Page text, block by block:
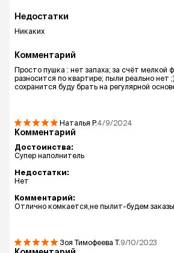
Недостатки
Никаких
Комментарий
Просто пушка : нет запаха; за счёт мелкой
разносится по квартире; пыли реально нет
сохранится буду брать на регулярной
Наталья Р.4/9/2024
Комментарий
Достоинства:
Супер наполнитель
Недостатки:
Нет
Комментарий:
Отлично комкается,не пылит-будем
Зоя Тимофеева Т. 9/10/2023